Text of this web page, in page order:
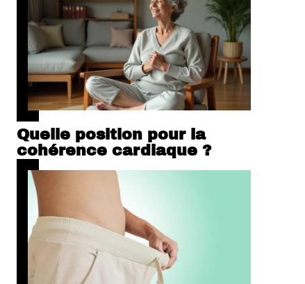
Quelle position pour la
cohérence cardiaque ?